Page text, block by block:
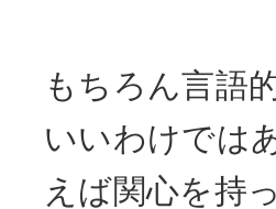
もちろん言語
いいわけでは
えば関心を持